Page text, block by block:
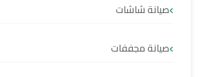
صيانة شاشات
صيانة مجففات